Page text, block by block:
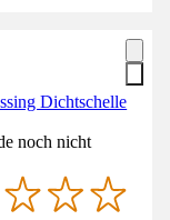
Dichtschelle
noch nicht